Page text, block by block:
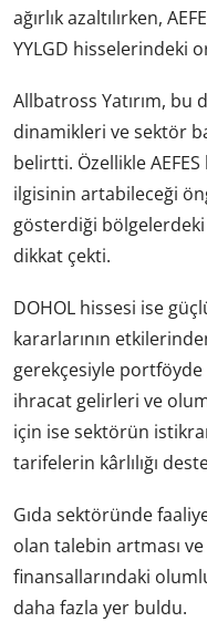
ağırlık azaltılırken,
YYLGD hisselerindeki
Allbatross Yatırım, bu
dinamikleri ve sektör
belirtti. Özellikle
ilgisinin artabileceği
gösterdiği
dikkat çekti.
DOHOL hissesi ise
kararlarının
gerekçesiyle portföyde
ihracat gelirleri ve
için ise sektörün
tarifelerin kârlılığı
Gıda sektöründe
olan talebin artması
finansallarındaki
daha fazla yer buldu.